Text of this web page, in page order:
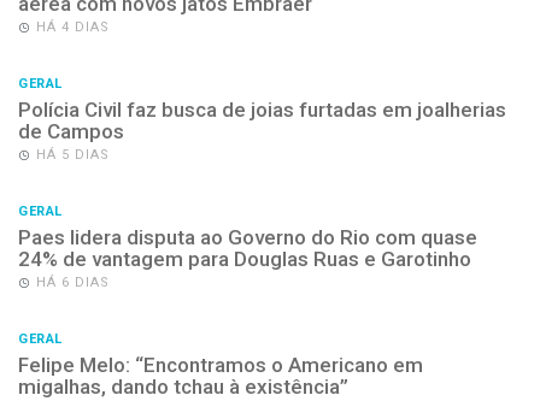
HÁ 4 DIAS
GERAL
Polícia Civil faz busca de joias furtadas em joalherias
de Campos
HÁ 5 DIAS
GERAL
Paes lidera disputa ao Governo do Rio com quase
24% de vantagem para Douglas Ruas e Garotinho
HÁ 6 DIAS
GERAL
Felipe Melo: “Encontramos o Americano em
migalhas, dando tchau à existência”